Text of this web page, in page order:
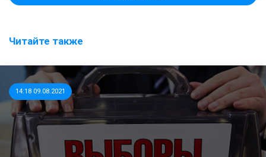
Читайте также
14:18 09.08.2021